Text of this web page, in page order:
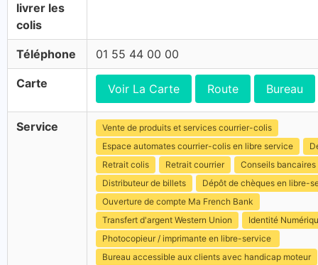
livrer les
colis
Téléphone 01 55 44 00 00
Carte Voir La Carte Route Bureau
Service
Vente de produits et services courrier-colis
Espace automates courrier-colis en libre service
Retrait colis
Retrait courrier
Conseils bancaires
Distributeur de billets
Dépôt de chèques en libre-
Ouverture de compte Ma French Bank
Transfert d'argent Western Union
Identité
Photocopieur / imprimante en libre-service
Bureau accessible aux clients avec handicap moteur